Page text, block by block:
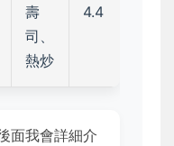
壽
司、
熱炒
4.4
面我會詳細介